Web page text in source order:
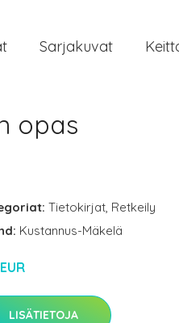
Sarjakuvat
opas
Tietokirjat, Retkeily
Kustannus-Mäkelä
LISÄTIETOJA